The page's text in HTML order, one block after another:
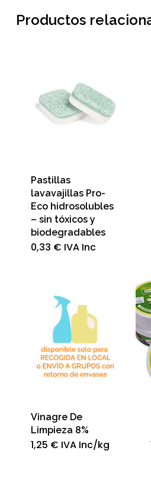
Productos
Pastillas
lavavajillas Pro-
Eco hidrosolubles
– sin tóxicos y
biodegradables
0,33 € IVA Inc
Vinagre De
Limpieza 8%
1,25 € IVA Inc/kg